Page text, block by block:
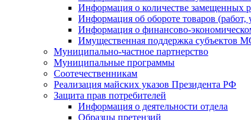
Информация о количестве замещенных
Информация об обороте товаров (работ,
Информация о финансово-
Имущественная поддержка субъектов
Муниципально-частное партнерство
Муниципальные программы
Соотечественникам
Реализация майских указов Президента РФ
Защита прав потребителей
Информация о деятельности отдела
Образцы претензий